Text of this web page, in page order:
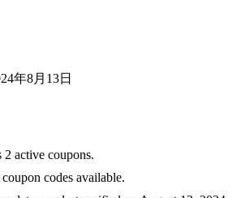
年8月13日
active coupons.
codes available.